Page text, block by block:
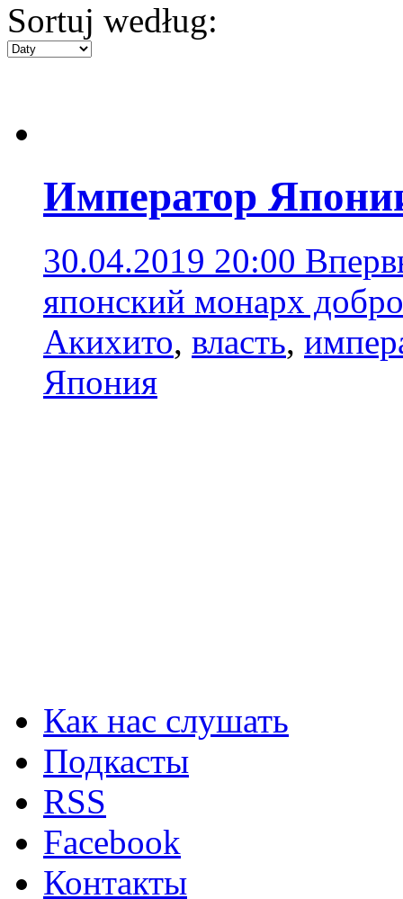
Sortuj według:
Император
30.04.2019 20:00
японский монарх
Акихито, власть,
Япония
Как нас слушать
Подкасты
RSS
Facebook
Контакты